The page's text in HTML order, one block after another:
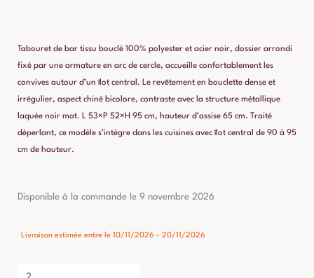
Tabouret de bar tissu bouclé 100% polyester et acier noir, dossier arrondi
fixé par une armature en arc de cercle, accueille confortablement les
convives autour d’un îlot central. Le revêtement en bouclette dense et
irrégulier, aspect chiné bicolore, contraste avec la structure métallique
laquée noir mat. L 53×P 52×H 95 cm, hauteur d’assise 65 cm. Traité
déperlant, ce modèle s’intègre dans les cuisines avec îlot central de 90 à 95
cm de hauteur.
Disponible à la commande le 9 novembre 2026
Livraison estimée entre le 10/11/2026 - 20/11/2026
quantité
Tabouret
Tissu-